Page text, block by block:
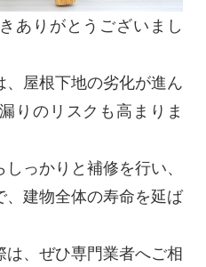
ありがとうございまし
屋根下地の劣化が進ん
りのリスクも高まりま
っかりと補修を行い、
、建物全体の寿命を延ば
、ぜひ専門業者へご相